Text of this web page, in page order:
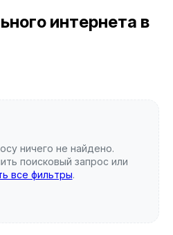
интернета в
ничего не найдено.
поисковый запрос или
все фильтры.